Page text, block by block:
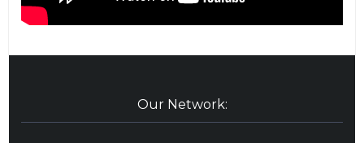
Our Network: